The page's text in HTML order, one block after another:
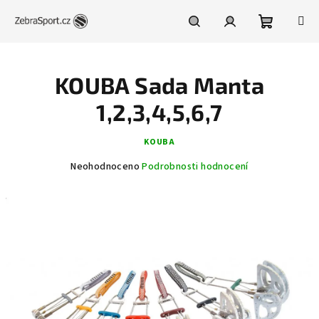
KOUBA Sada Manta
1,2,3,4,5,6,7
KOUBA
Průměrné
hvězdiček.
Neohodnoceno Podrobnosti hodnocení